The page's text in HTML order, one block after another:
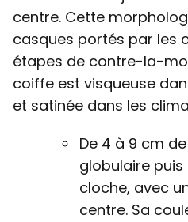
centre. Cette
casques portés par les
étapes de contre-la-
coiffe est visqueuse
et satinée dans les
De 4 à 9 cm
globulaire
cloche, avec
centre. Sa